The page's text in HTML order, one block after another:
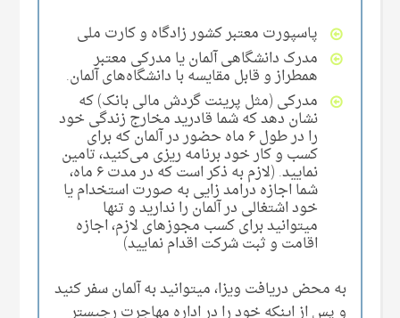
پاسپورت معتبر کشور زادگاه و کارت ملی‌
مدرک دانشگاهی آلمان یا مدرکی‌ معتبر
همطراز و قابل مقایسه با دانشگاه‌های آلمان.
مدرکی‌ (مثل پرینت گردش مالی‌ بانک) که
نشان دهد که شما قادرید مخارج زندگی‌ خود
را در طول ۶ ماه حضور در آلمان که برای
کسب و کار خود برنامه ریزی می‌‌کنید، تامین
نمایید. (لازم به ذکر است که در مدت ۶ ماه،
شما اجازه درامد زایی‌ به صورت استخدام یا
خود اشتغالی در آلمان را ندارید و تنها
میتوانید برای کسب مجوز‌های لازم، اجازه
اقامت و ثبت شرکت اقدام نمایید)
به محض دریافت ویزا، میتوانید به آلمان سفر کنید